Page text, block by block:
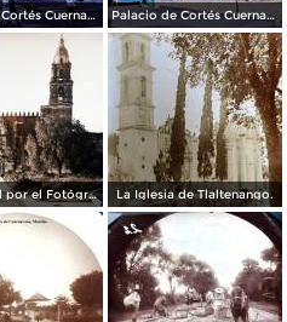
Palacio de Cortés Cuernavaca Morelos 1967 Palacio de Cortés Cuernavaca Morelos 1967
La Catedral por el Fotógrafo Hugo Brehme. La Iglesia de Tlaltenango.